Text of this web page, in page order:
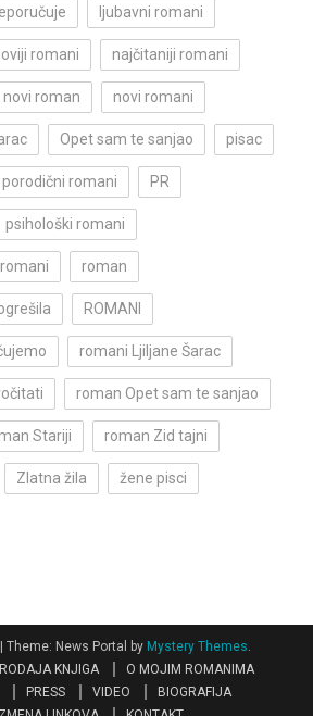
ljubavni romani
romani najčitaniji romani
novi roman novi romani
Opet sam te sanjao pisac
porodični romani PR
psihološki romani
roman
ROMANI
romani Ljiljane Šarac
roman Opet sam te sanjao
Stariji roman Zid tajni
Zlatna žila žene pisci
Theme: News Portal by Mystery Themes.
KNJIGA
O MOJIM ROMANIMA
PRESS VIDEO
BIOGRAFIJA